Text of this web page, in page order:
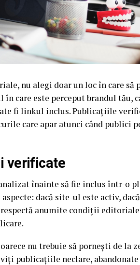
nu alegi doar un loc în care să
care este perceput brandul tău,
fi linkul inclus. Publicațiile
care apar atunci când publici
verificate
înainte să fie inclus într-o
dacă site-ul este activ,
anumite condiții
nu trebuie să pornești de la
publicațiile neclare,